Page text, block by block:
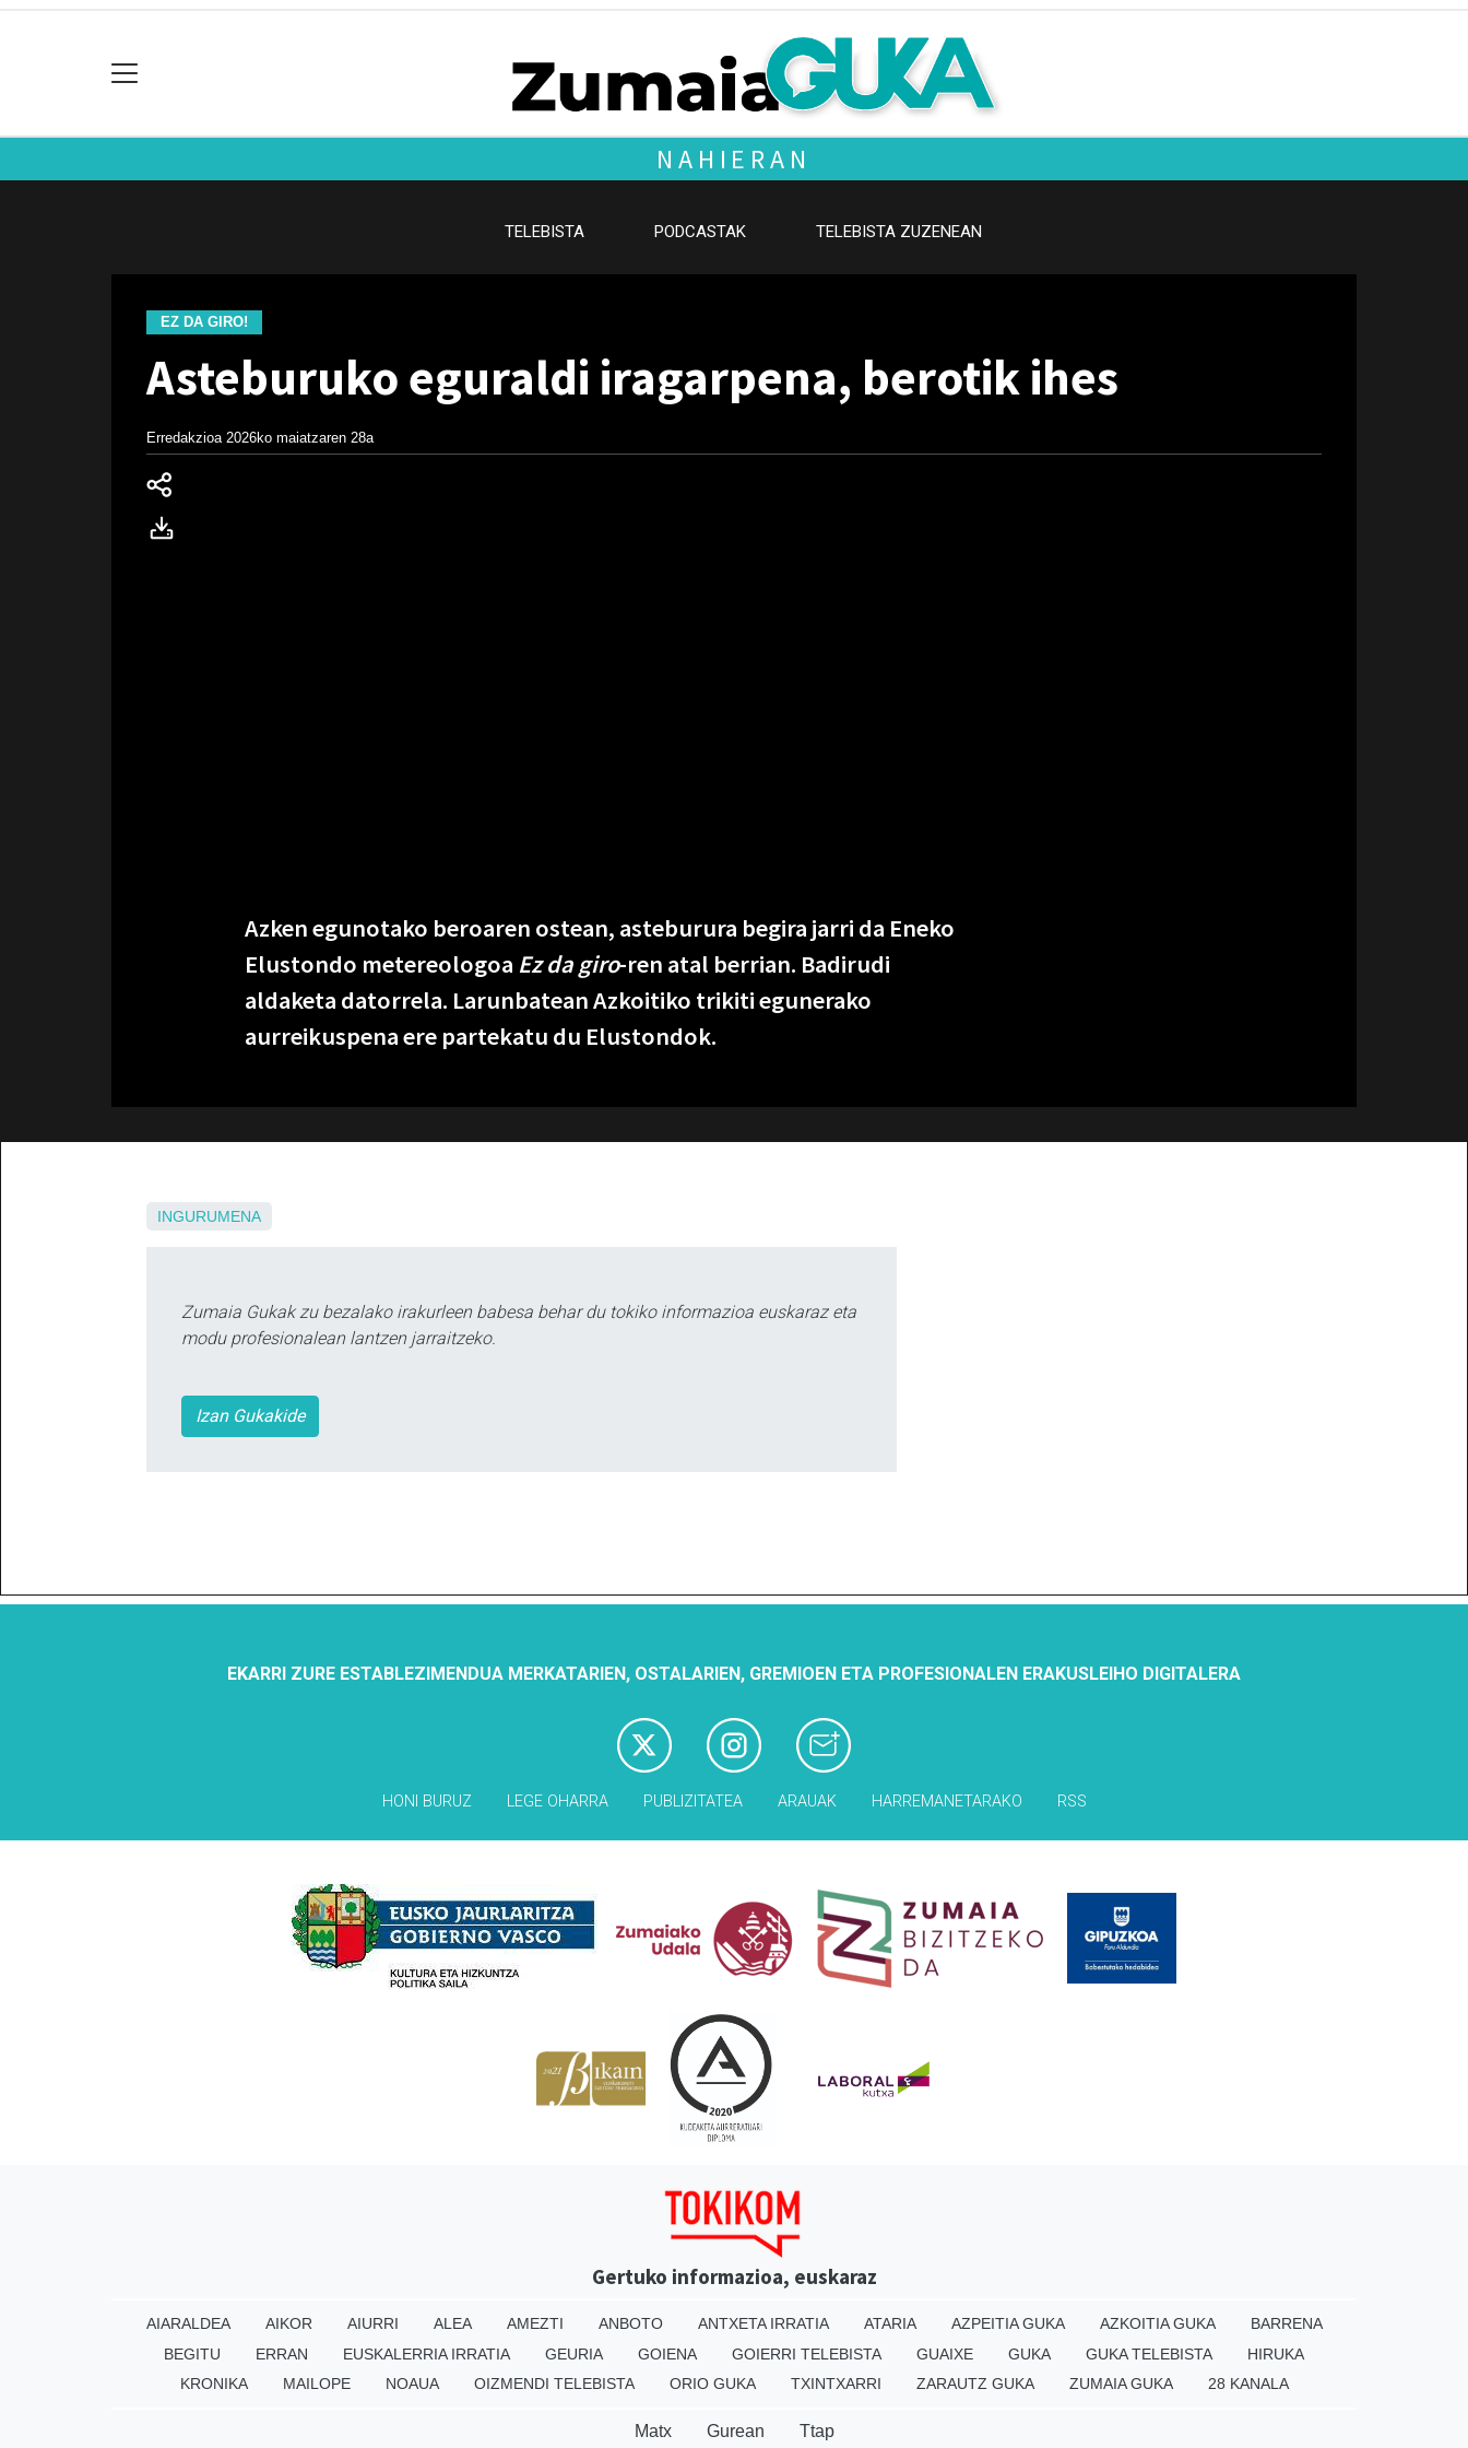
NAHIERAN
TELEBISTA PODCASTAK TELEBISTA ZUZENEAN
EZ DA GIRO!
Asteburuko eguraldi iragarpena, berotik ihes
Erredakzioa 2026ko maiatzaren 28a
Azken egunotako beroaren ostean, asteburura begira jarri da Eneko
Elustondo metereologoa Ez da giro-ren atal berrian. Badirudi
aldaketa datorrela. Larunbatean Azkoitiko trikiti egunerako
aurreikuspena ere partekatu du Elustondok.
INGURUMENA
Zumaia Gukak zu bezalako irakurleen babesa behar du tokiko informazioa euskaraz eta
modu profesionalean lantzen jarraitzeko.
Izan Gukakide
EKARRI ZURE ESTABLEZIMENDUA MERKATARIEN, OSTALARIEN, GREMIOEN ETA PROFESIONALEN ERAKUSLEIHO DIGITALERA
HONI BURUZ LEGE OHARRA PUBLIZITATEA ARAUAK HARREMANETARAKO RSS
Gertuko informazioa, euskaraz
AIARALDEA AIKOR AIURRI ALEA AMEZTI ANBOTO ANTXETA IRRATIA ATARIA AZPEITIA GUKA AZKOITIA GUKA
BARRENA
BEGITU
ERRAN EUSKALERRIA IRRATIA GEURIA GOIENA GOIERRI TELEBISTA GUAIXE GUKA GUKA TELEBISTA
HIRUKA
KRONIKA
MAILOPE NOAUA OIZMENDI TELEBISTA ORIO GUKA TXINTXARRI ZARAUTZ GUKA ZUMAIA GUKA 28 KANALA
Matx Gurean Ttap